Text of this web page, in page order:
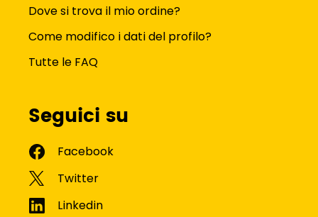
Dove si trova il mio ordine?
Come modifico i dati del profilo?
Tutte le FAQ
Seguici su